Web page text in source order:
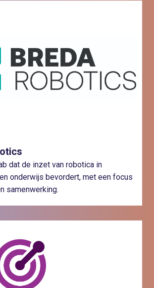
dat de inzet van robotica in
onderwijs bevordert, met een focus
samenwerking.